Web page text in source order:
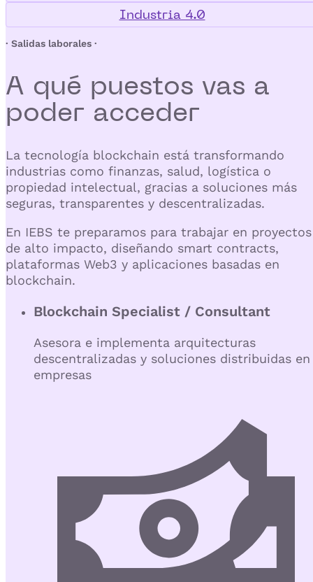
Industria 4.0
· Salidas laborales ·
A qué puestos vas a
poder acceder
La tecnología blockchain está transformando
industrias como finanzas, salud, logística o
propiedad intelectual, gracias a soluciones más
seguras, transparentes y descentralizadas.
En IEBS te preparamos para trabajar en proyectos
de alto impacto, diseñando smart contracts,
plataformas Web3 y aplicaciones basadas en
blockchain.
Blockchain Specialist / Consultant
Asesora e implementa arquitecturas
descentralizadas y soluciones distribuidas en
empresas